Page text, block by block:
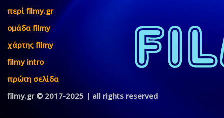
περί filmy.gr
ομάδα filmy
χάρτης filmy
filmy intro
πρώτη σελίδα
filmy.gr © 2017-2025 | all rights reserved